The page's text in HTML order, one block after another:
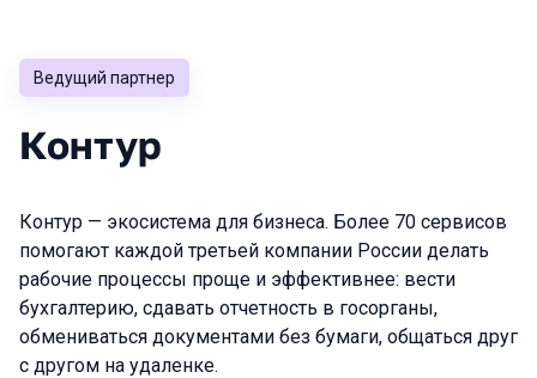
Ведущий партнер
Контур
Контур — экосистема для бизнеса. Более 70 сервисов
помогают каждой третьей компании России делать
рабочие процессы проще и эффективнее: вести
бухгалтерию, сдавать отчетность в госорганы,
обмениваться документами без бумаги, общаться друг
с другом на удаленке.